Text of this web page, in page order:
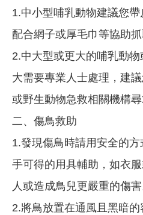
1.中小型哺乳動物建議您
配合網子或厚毛巾等協助抓
2.中大型或更大的哺乳動
大需要專業人士處理，建
或野生動物急救相關機構尋
二、傷鳥救助
1.發現傷鳥時請用安全的
手可得的用具輔助，如衣
人或造成鳥兒更嚴重的傷害
2.將鳥放置在通風且黑暗